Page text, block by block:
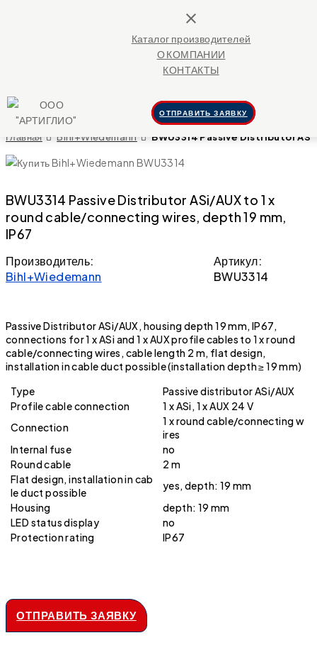
close
Каталог производителей
О КОМПАНИИ
КОНТАКТЫ
ОТПРАВИТЬ ЗАЯВКУ
Главная Bihl+Wiedemann BWU3314 Passive Distributor
BWU3314 Passive Distributor ASi/AUX to 1 x
round cable/connecting wires, depth 19 mm,
IP67
Производитель:
Bihl+Wiedemann
Артикул:
BWU3314
Passive Distributor ASi/AUX, housing depth 19 mm, IP67,
connections for 1 x ASi and 1 x AUX profile cables to 1 x round
cable/connecting wires, cable length 2 m, flat design,
installation in cable duct possible (installation depth ≥ 19 mm)
Type
Passive distributor ASi/AUX
Profile cable connection
1 x ASi, 1 x AUX 24 V
Connection
1 x round cable/connecting w
ires
Internal fuse
no
Round cable
2 m
Flat design, installation in cab
le duct possible
yes, depth: 19 mm
Housing
depth: 19 mm
LED status display
no
Protection rating
IP67
ОТПРАВИТЬ ЗАЯВКУ